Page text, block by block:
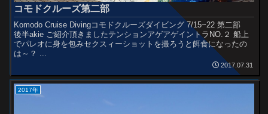
コモドクルーズ第二部
Komodo Cruise Divingコモドクルーズダイビング 7/15~22 第二部
後半akie ご紹介頂きましたテンションアゲアゲイントラNO.２ 船上
でパレオに身を包みセクスィーショットを撮ろうと餌食になったの
は～？ ...
2017.07.31
2017年